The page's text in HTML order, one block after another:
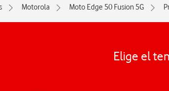
Motorola Moto Edge 50 Fusion 5G
Elige el